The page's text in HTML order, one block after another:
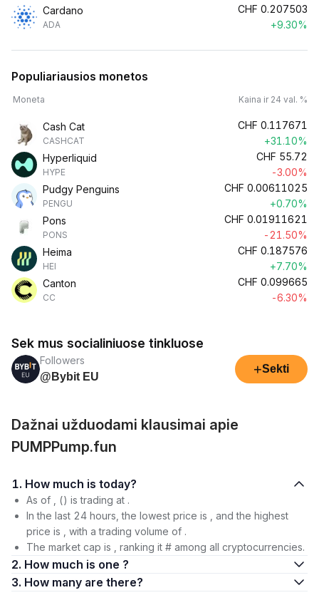
Cardano
ADA
CHF 0.207503
+9.30%
Populiariausios monetos
Moneta Kaina ir 24 val. %
Cash Cat
CASHCAT
CHF 0.117671
+31.10%
Hyperliquid
HYPE
CHF 55.72
-3.00%
Pudgy Penguins
PENGU
CHF 0.00611025
+0.70%
Pons
PONS
CHF 0.01911621
-21.50%
Heima
HEI
CHF 0.187576
+7.70%
Canton
CC
CHF 0.099665
-6.30%
Sek mus socialiniuose tinkluose
Followers
@Bybit EU
+Sekti
Dažnai užduodami klausimai apie
PUMPPump.fun
1. How much is today?
As of , () is trading at .
In the last 24 hours, the lowest price is , and the highest
price is , with a trading volume of .
The market cap is , ranking it # among all cryptocurrencies.
2. How much is one ?
3. How many are there?